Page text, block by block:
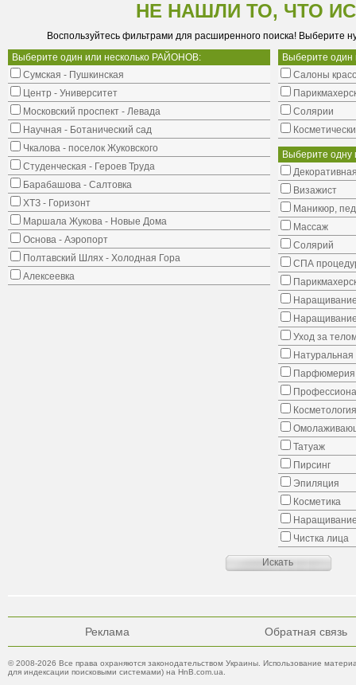
НЕ НАШЛИ ТО, ЧТО
Воспользуйтесь фильтрами для расширенного поиска! Выберите
Выберите один или несколько РАЙОНОВ:
Сумская - Пушкинская
Центр - Университет
Московский проспект - Левада
Научная - Ботанический сад
Чкалова - поселок Жуковского
Студенческая - Героев Труда
Барабашова - Салтовка
ХТЗ - Горизонт
Маршала Жукова - Новые Дома
Основа - Аэропорт
Полтавский Шлях - Холодная Гора
Алексеевка
Выберите
Салоны
Солярии
Выберите одну
Визажист
Маникюр,
Массаж
Солярий
СПА
Уход за
Натуральная
Парфюмерия
Косметология
Татуаж
Пирсинг
Эпиляция
Косметика
Чистка лица
Реклама Обратная связь
© 2008-2026 Все права охраняются законодательством Украины. Использование
для индексации поисковыми системами) на HnB.com.ua.